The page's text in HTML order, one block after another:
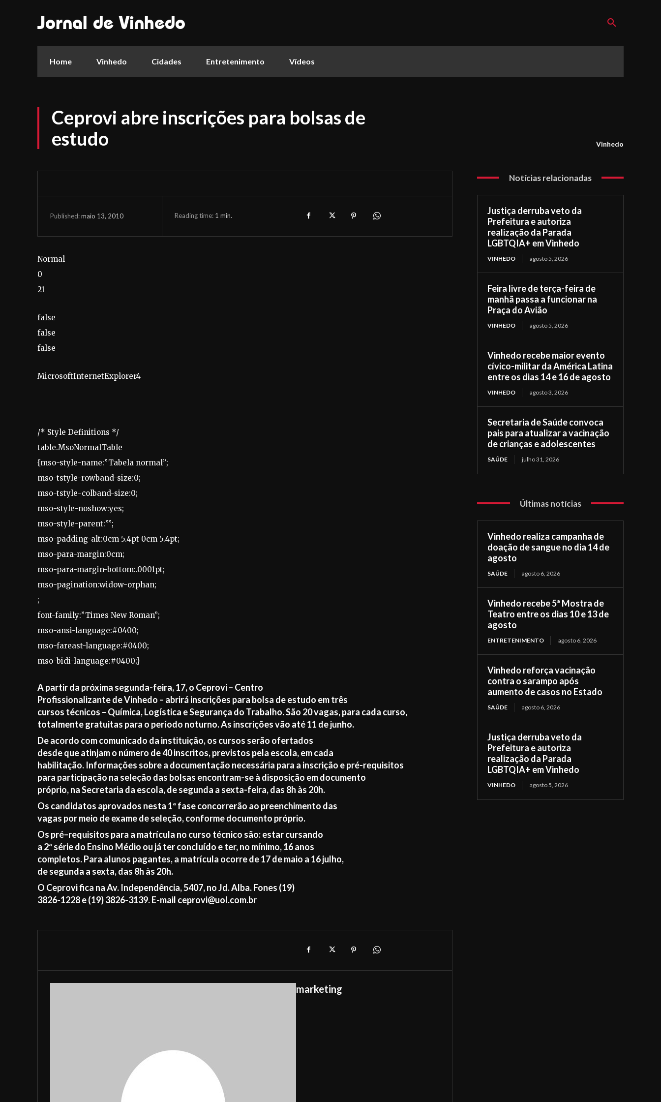
Jornal de Vinhedo
Home Vinhedo Cidades Entretenimento Vídeos
Ceprovi abre inscrições para bolsas de
estudo
Vinhedo
Published:maio 13, 2010 Reading time: 1 min.
Normal
0
21
false
false
false
MicrosoftInternetExplorer4
/* Style Definitions */
table.MsoNormalTable
{mso-style-name:”Tabela normal”;
mso-tstyle-rowband-size:0;
mso-tstyle-colband-size:0;
mso-style-noshow:yes;
mso-style-parent:””;
mso-padding-alt:0cm 5.4pt 0cm 5.4pt;
mso-para-margin:0cm;
mso-para-margin-bottom:.0001pt;
mso-pagination:widow-orphan;
;
font-family:”Times New Roman”;
mso-ansi-language:#0400;
mso-fareast-language:#0400;
mso-bidi-language:#0400;}
A partir da próxima segunda-feira, 17, o Ceprovi – Centro
Profissionalizante de Vinhedo – abrirá inscrições para bolsa de estudo em três
cursos técnicos – Química, Logística e Segurança do Trabalho. São 20 vagas, para cada curso,
totalmente gratuitas para o período noturno. As inscrições vão até 11 de junho.
De acordo com comunicado da instituição, os cursos serão ofertados
desde que atinjam o número de 40 inscritos, previstos pela escola, em cada
habilitação. Informações sobre a documentação necessária para a inscrição e pré-requisitos
para participação na seleção das bolsas encontram-se à disposição em documento
próprio, na Secretaria da escola, de segunda a sexta-feira, das 8h às 20h.
Os candidatos aprovados nesta 1ª fase concorrerão ao preenchimento das
vagas por meio de exame de seleção, conforme documento próprio.
Os pré–requisitos para a matrícula no curso técnico são: estar cursando
a 2ª série do Ensino Médio ou já ter concluído e ter, no mínimo, 16 anos
completos. Para alunos pagantes, a matrícula ocorre de 17 de maio a 16 julho,
de segunda a sexta, das 8h às 20h.
O Ceprovi fica na Av. Independência, 5407, no Jd. Alba. Fones (19)
3826-1228 e (19) 3826-3139. E-mail ceprovi@uol.com.br
marketing
Notícias relacionadas
Justiça derruba veto da
Prefeitura e autoriza
realização da Parada
LGBTQIA+ em Vinhedo
VINHEDO agosto 5, 2026
Feira livre de terça-feira de
manhã passa a funcionar na
Praça do Avião
VINHEDO agosto 5, 2026
Vinhedo recebe maior evento
cívico-militar da América Latina
entre os dias 14 e 16 de agosto
VINHEDO agosto 3, 2026
Secretaria de Saúde convoca
pais para atualizar a vacinação
de crianças e adolescentes
SAÚDE julho 31, 2026
Últimas notícias
Vinhedo realiza campanha de
doação de sangue no dia 14 de
agosto
SAÚDE agosto 6, 2026
Vinhedo recebe 5ª Mostra de
Teatro entre os dias 10 e 13 de
agosto
ENTRETENIMENTO agosto 6, 2026
Vinhedo reforça vacinação
contra o sarampo após
aumento de casos no Estado
SAÚDE agosto 6, 2026
Justiça derruba veto da
Prefeitura e autoriza
realização da Parada
LGBTQIA+ em Vinhedo
VINHEDO agosto 5, 2026